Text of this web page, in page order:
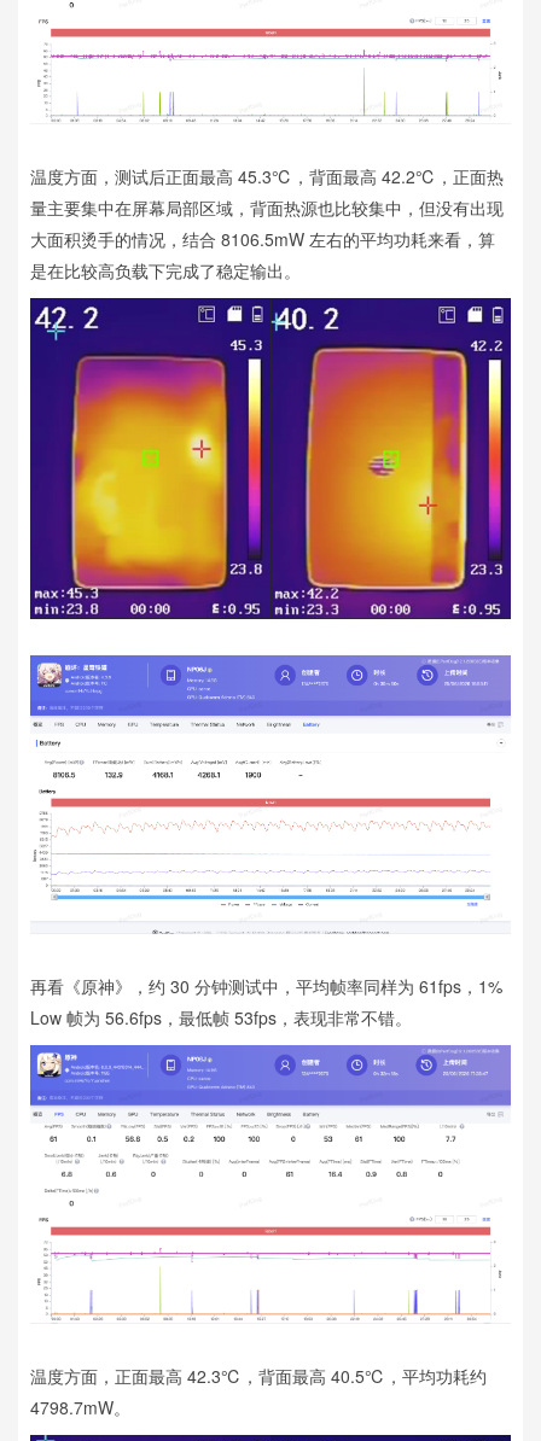
温度方面，测试后正面最高 45.3℃，背面最高 42.2℃，正面热
量主要集中在屏幕局部区域，背面热源也比较集中，但没有出现
大面积烫手的情况，结合 8106.5mW 左右的平均功耗来看，算
是在比较高负载下完成了稳定输出。
再看《原神》，约 30 分钟测试中，平均帧率同样为 61fps，1%
Low 帧为 56.6fps，最低帧 53fps，表现非常不错。
温度方面，正面最高 42.3℃，背面最高 40.5℃，平均功耗约
4798.7mW。